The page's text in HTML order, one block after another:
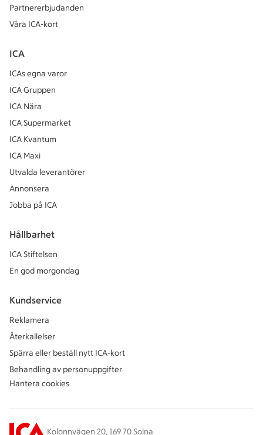
Partnererbjudanden
Våra ICA-kort
ICA
ICAs egna varor
ICA Gruppen
ICA Nära
ICA Supermarket
ICA Kvantum
ICA Maxi
Utvalda leverantörer
Annonsera
Jobba på ICA
Hållbarhet
ICA Stiftelsen
En god morgondag
Kundservice
Reklamera
Återkallelser
Spärra eller beställ nytt ICA-kort
Behandling av personuppgifter
Hantera cookies
Kolonnvägen 20, 169 70 Solna